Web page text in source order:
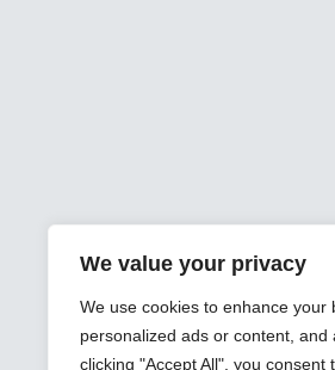
We value your privacy
We use cookies to enhance your
personalized ads or content, and
clicking "Accept All", you consent